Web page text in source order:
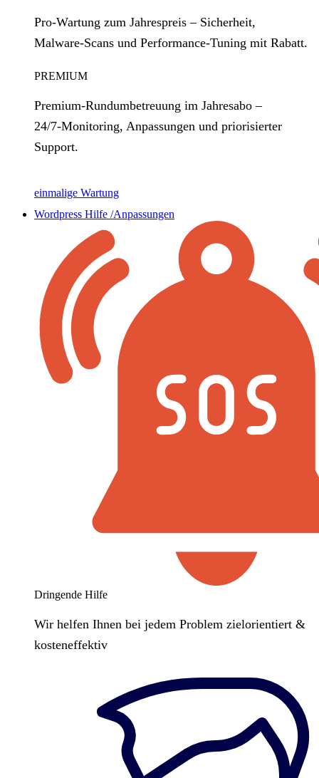
Pro‑Wartung zum Jahrespreis – Sicherheit,
Malware‑Scans und Performance‑Tuning mit Rabatt.
PREMIUM
Premium‑Rundumbetreuung im Jahresabo –
24/7‑Monitoring, Anpassungen und priorisierter
Support.
einmalige Wartung
Wordpress Hilfe /Anpassungen
Dringende Hilfe
Wir helfen Ihnen bei jedem Problem zielorientiert &
kosteneffektiv